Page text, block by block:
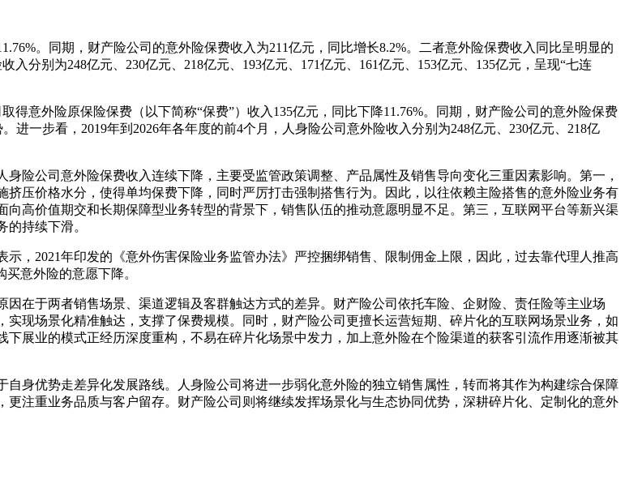
。同期，财产险公司的意外险保费收入为211亿元，同比增长8.2%。二者意外险保费收入同比呈明显的
分别为248亿元、230亿元、218亿元、193亿元、171亿元、161亿元、153亿元、135亿元，呈现“七连
意外险原保险保费（以下简称“保费”）收入135亿元，同比下降11.76%。同期，财产险公司的意外险保费
一步看，2019年到2026年各年度的前4个月，人身险公司意外险收入分别为248亿元、230亿元、218亿
险公司意外险保费收入连续下降，主要受监管政策调整、产品属性及销售导向变化三重因素影响。第一，
压价格水分，使得单均保费下降，同时严厉打击强制搭售行为。因此，以往依赖主险搭售的意外险业务有
高价值期交和长期保障型业务转型的背景下，销售队伍的推动意愿明显不足。第三，互联网平台等新兴渠
持续下滑。
，2021年印发的《意外伤害保险业务监管办法》严控捆绑销售、限制佣金上限，因此，过去靠代理人推高
意外险的意愿下降。
在于两者销售场景、渠道逻辑及客群触达方式的差异。财产险公司依托车险、企财险、责任险等主业场
现场景化精准触达，支撑了保费规模。同时，财产险公司更擅长运营短期、碎片化的互联网场景业务，如
展业的模式正经历深度重构，不易在碎片化场景中发力，加上意外险在个险渠道的获客引流作用逐渐被其
身优势走差异化发展路线。人身险公司将进一步弱化意外险的独立销售属性，转而将其作为构建综合保障
注重业务品质与客户留存。财产险公司则将继续发挥场景化与生态协同优势，深耕碎片化、定制化的意外